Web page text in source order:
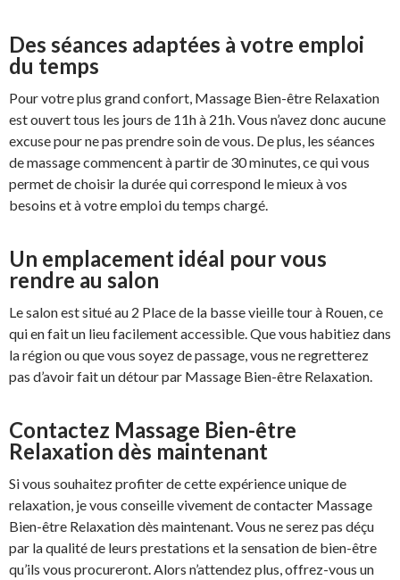
Des séances adaptées à votre emploi
du temps
Pour votre plus grand confort, Massage Bien-être Relaxation
est ouvert tous les jours de 11h à 21h. Vous n’avez donc aucune
excuse pour ne pas prendre soin de vous. De plus, les séances
de massage commencent à partir de 30 minutes, ce qui vous
permet de choisir la durée qui correspond le mieux à vos
besoins et à votre emploi du temps chargé.
Un emplacement idéal pour vous
rendre au salon
Le salon est situé au 2 Place de la basse vieille tour à Rouen, ce
qui en fait un lieu facilement accessible. Que vous habitiez dans
la région ou que vous soyez de passage, vous ne regretterez
pas d’avoir fait un détour par Massage Bien-être Relaxation.
Contactez Massage Bien-être
Relaxation dès maintenant
Si vous souhaitez profiter de cette expérience unique de
relaxation, je vous conseille vivement de contacter Massage
Bien-être Relaxation dès maintenant. Vous ne serez pas déçu
par la qualité de leurs prestations et la sensation de bien-être
qu’ils vous procureront. Alors n’attendez plus, offrez-vous un